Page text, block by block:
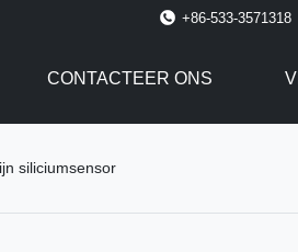
+86-533-3571318
CONTACTEER ONS
siliciumsensor